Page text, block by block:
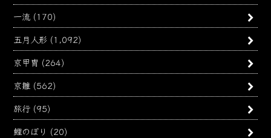
一流 (170)
五月人形 (1,092)
京甲冑 (264)
京雛 (562)
旅行 (95)
鯉のぼり (20)